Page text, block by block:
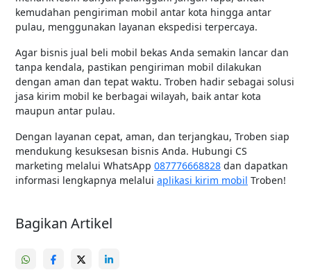
kemudahan pengiriman mobil antar kota hingga antar
pulau, menggunakan layanan ekspedisi terpercaya.
Agar bisnis jual beli mobil bekas Anda semakin lancar dan
tanpa kendala, pastikan pengiriman mobil dilakukan
dengan aman dan tepat waktu. Troben hadir sebagai solusi
jasa kirim mobil ke berbagai wilayah, baik antar kota
maupun antar pulau.
Dengan layanan cepat, aman, dan terjangkau, Troben siap
mendukung kesuksesan bisnis Anda. Hubungi CS
marketing melalui WhatsApp 087776668828 dan dapatkan
informasi lengkapnya melalui aplikasi kirim mobil Troben!
Bagikan Artikel